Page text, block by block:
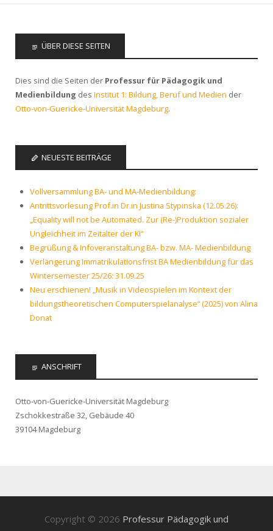
ÜBER DIESE SEITEN
Dies sind die Seiten der Professur für Pädagogik und
Medienbildung des Institut 1: Bildung, Beruf und Medien der
Otto-von-Guericke-Universität Magdeburg.
NEUESTE BEITRÄGE
Vollversammlung BA- und MA-Medienbildung:
Antrittsvorlesung Prof.in Dr.in Justina Stypinska (12.05.26):
„Equality will not be Automated. Zur (Re-)Produktion sozialer
Ungleichheit im Zeitalter der KI“
Begrüßung & Infoveranstaltung BA- bzw. MA- Medienbildung
Verlängerung Immatrikulationsfrist BA Medienbildung für das
Wintersemester 25/26: 31.09.25
Neu erschienen! „Musik in Videospielen im Kontext der
bildungstheoretischen Computerspielanalyse“ (2025) von Alina
Donat
ANSCHRIFT
Otto-von-Guericke-Universität Magdeburg
Zschokkestraße 32, Gebäude 40
39104 Magdeburg
Copyright © 2026 Professur Pädagogik und